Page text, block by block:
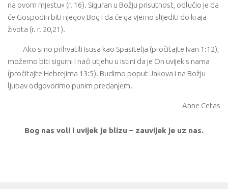
na ovom mjestu« (r. 16). Siguran u Božju prisutnost, odlučio je da
će Gospodin biti njegov Bog i da će ga vjerno slijediti do kraja
života (r. r. 20,21).
Ako smo prihvatili Isusa kao Spasitelja (pročitajte Ivan 1:12),
možemo biti sigurni i naći utjehu u istini da je On uvijek s nama
(pročitajte Hebrejima 13:5). Budimo poput Jakova i na Božju
ljubav odgovorimo punim predanjem.
Anne Cetas
Bog nas voli i uvijek je blizu – zauvijek je uz nas.